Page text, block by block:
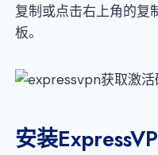
复制或点击右上角的复
板。
安装